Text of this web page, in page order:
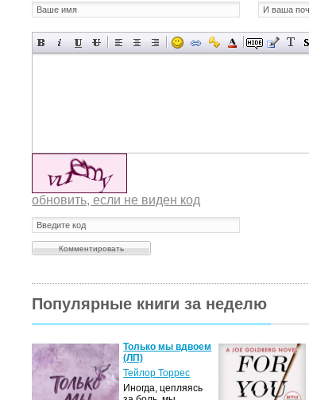
обновить, если не виден код
Популярные книги за неделю
Только мы вдвоем
(ЛП)
Тейлор Торрес
Иногда, цепляясь